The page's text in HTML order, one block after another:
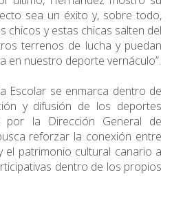
sea un éxito y, sobre todo,
chicos y estas chicas salten del
terrenos de lucha y puedan
en nuestro deporte vernáculo”.
Escolar se enmarca dentro de
y difusión de los deportes
por la Dirección General de
reforzar la conexión entre
el patrimonio cultural canario a
dentro de los propios